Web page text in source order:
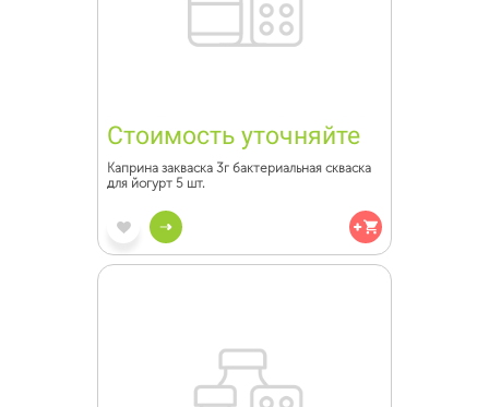
Стоимость уточняйте
Каприна закваска 3г бактериальная скваска
для йогурт 5 шт.